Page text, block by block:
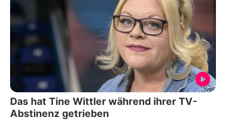
Das hat Tine Wittler während ihrer TV-
Abstinenz getrieben